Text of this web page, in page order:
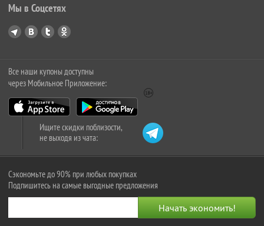
Мы в Соцсетях
Все наши купоны доступны
через Мобильное Приложение:
Ищите скидки поблизости,
не выходя из чата:
Сэкономьте до 90% при любых покупках
Подпишитесь на самые выгодные предложения